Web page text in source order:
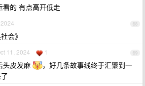
看的 有点高开低走
68
会》
69
11, 2024 1
头皮发麻
，好几条故事线终于汇聚到一